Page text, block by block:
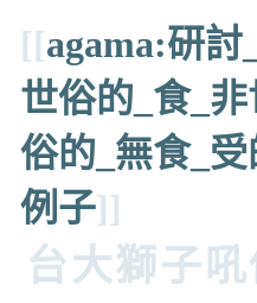
[[agama:研討_
世俗的_食_非
俗的_無食_受
例子]]
台大獅子吼